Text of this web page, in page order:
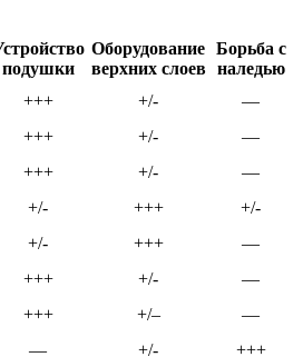
подушки
Оборудование
верхних слоев
Борьба с
наледью
+++ +/- —
+++ +/-
—
+++ +/- —
+/- +++
+/-
+/- +++ —
+++ +/-
—
+++ +/–
—
— +/- +++